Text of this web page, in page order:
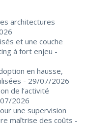
architectures
et une couche
à fort enjeu -
en hausse,
- 29/07/2026
de l’activité
2026
une supervision
maîtrise des coûts -